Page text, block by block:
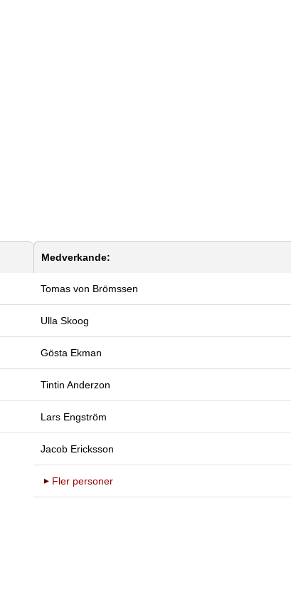
Medverkande:
Tomas von Brömssen
Ulla Skoog
Gösta Ekman
Tintin Anderzon
Lars Engström
Jacob Ericksson
Fler personer